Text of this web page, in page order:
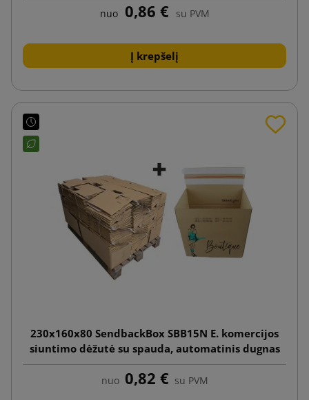
nuo 0,86 € su PVM
Į krepšelį
230x160x80 SendbackBox SBB15N E. komercijos
siuntimo dėžutė su spauda, automatinis dugnas
nuo 0,82 € su PVM